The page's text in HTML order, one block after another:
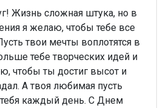
Жизнь сложная штука, но в
я желаю, чтобы тебе все
твои мечты воплотятся в
тебе творческих идей и
чтобы ты достиг высот и
А твоя любимая пусть
каждый день. С Днем